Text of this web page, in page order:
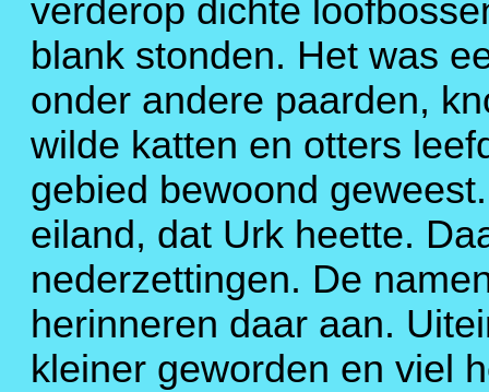
verderop dichte
blank stonden. Het was
onder andere paarden,
wilde katten en otters
gebied bewoond
eiland, dat Urk heette.
nederzettingen. De
herinneren daar aan.
kleiner geworden en viel